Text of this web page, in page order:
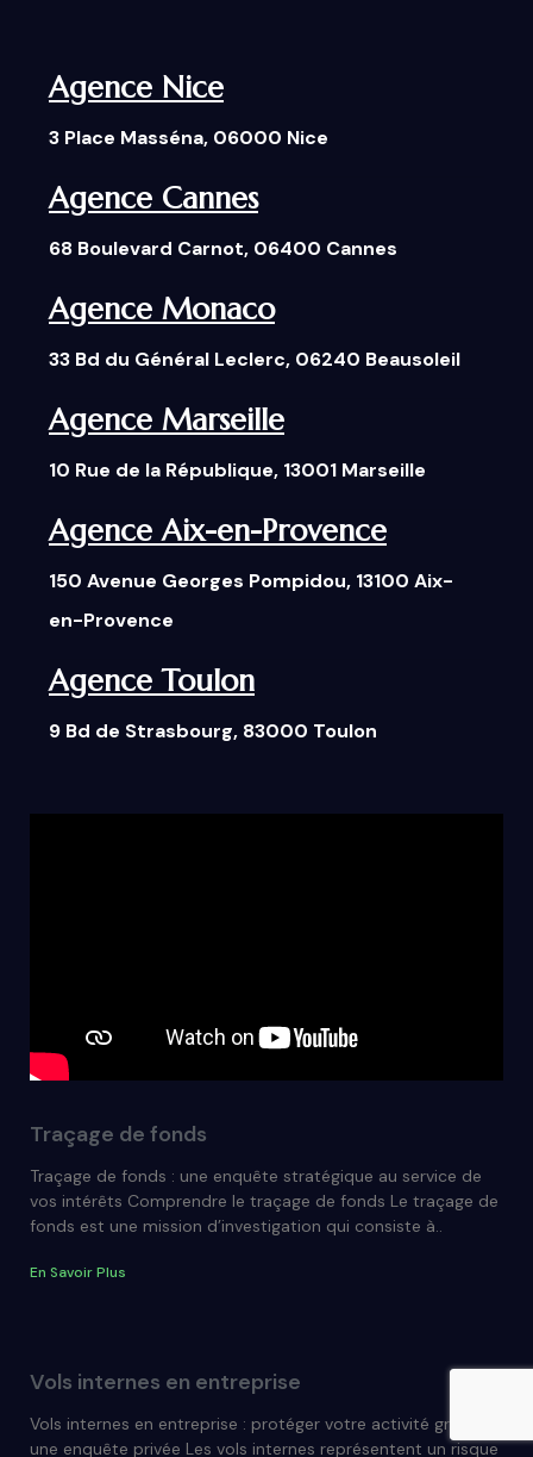
Agence Nice
3 Place Masséna, 06000 Nice
Agence Cannes
68 Boulevard Carnot, 06400 Cannes
Agence Monaco
33 Bd du Général Leclerc, 06240 Beausoleil
Agence Marseille
10 Rue de la République, 13001 Marseille
Agence Aix-en-Provence
150 Avenue Georges Pompidou, 13100 Aix-
en-Provence
Agence Toulon
9 Bd de Strasbourg, 83000 Toulon
Traçage de fonds
Traçage de fonds : une enquête stratégique au service de
vos intérêts Comprendre le traçage de fonds Le traçage de
fonds est une mission d’investigation qui consiste à..
En Savoir Plus
Vols internes en entreprise
Vols internes en entreprise : protéger votre activité grâce à
une enquête privée Les vols internes représentent un risque